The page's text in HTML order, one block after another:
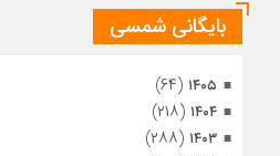
بایگانی شمسی
۱۴۰۵ (۶۴)
۱۴۰۴ (۲۱۸)
۱۴۰۳ (۲۸۸)